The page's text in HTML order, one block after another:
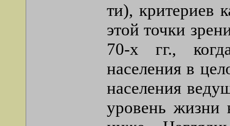
ти), критериев
этой точки
70-х гг.,
населения в
населения
уровень